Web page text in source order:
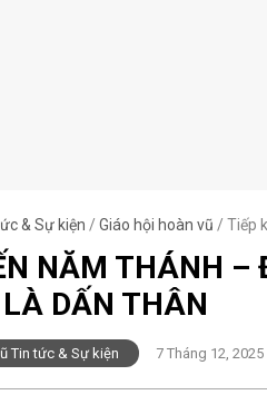
& Sự kiện / Giáo hội hoàn vũ / Tiếp
NĂM THÁNH –
DẤN THÂN
Tin tức & Sự kiện 7 Tháng 12, 2025